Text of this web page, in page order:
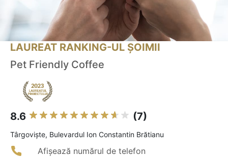
LAUREAT RANKING-UL ȘOIMII
Pet Friendly Coffee
8.6 (7)
Târgovişte, Bulevardul Ion Constantin Brătianu
Afișează numărul de telefon